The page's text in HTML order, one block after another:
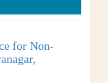
for Non-